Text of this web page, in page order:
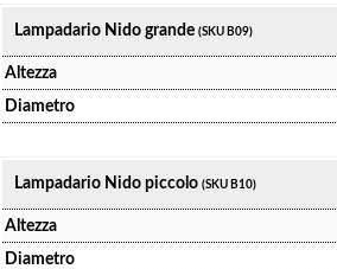
Lampadario Nido grande (SKU B09)
Altezza
Diametro
Lampadario Nido piccolo (SKU B10)
Altezza
Diametro